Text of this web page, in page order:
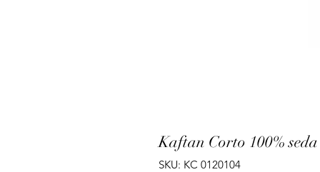
Kaftan Corto 100% seda
SKU: KC 0120104